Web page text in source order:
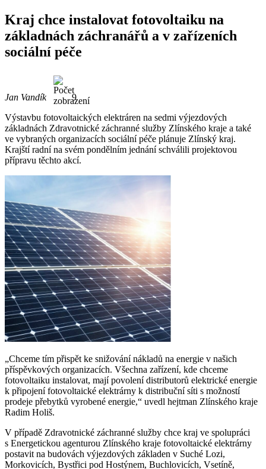
Kraj chce instalovat fotovoltaiku na
základnách záchranářů a v zařízeních
sociální péče
Jan Vandík
9
Výstavbu fotovoltaických elektráren na sedmi výjezdových
základnách Zdravotnické záchranné služby Zlínského kraje a také
ve vybraných organizacích sociální péče plánuje Zlínský kraj.
Krajští radní na svém pondělním jednání schválili projektovou
přípravu těchto akcí.
„Chceme tím přispět ke snižování nákladů na energie v našich
příspěvkových organizacích. Všechna zařízení, kde chceme
fotovoltaiku instalovat, mají povolení distributorů elektrické energie
k připojení fotovoltaické elektrárny k distribuční síti s možností
prodeje přebytků vyrobené energie,“ uvedl hejtman Zlínského kraje
Radim Holiš.
V případě Zdravotnické záchranné služby chce kraj ve spolupráci
s Energetickou agenturou Zlínského kraje fotovoltaické elektrárny
postavit na budovách výjezdových základen v Suché Lozi,
Morkovicích, Bystřici pod Hostýnem, Buchlovicích, Vsetíně,